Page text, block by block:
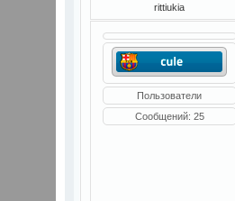
rittiukia
Пользователи
Сообщений: 25